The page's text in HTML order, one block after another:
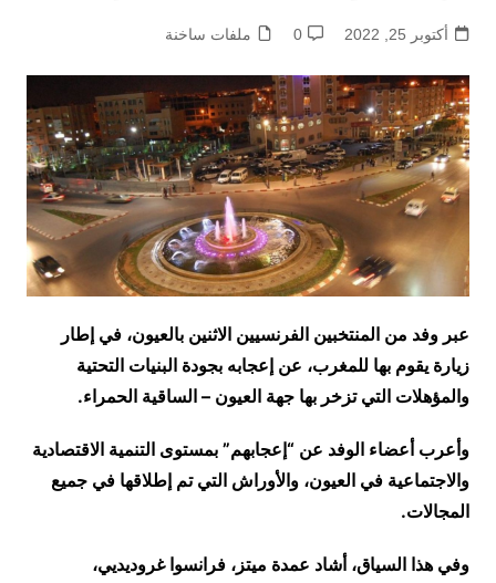
أكتوبر 25, 2022 0 ملفات ساخنة
عبر وفد من المنتخبين الفرنسيين الاثنين بالعيون، في إطار
زيارة يقوم بها للمغرب، عن إعجابه بجودة البنيات التحتية
والمؤهلات التي تزخر بها جهة العيون – الساقية الحمراء.
وأعرب أعضاء الوفد عن “إعجابهم” بمستوى التنمية الاقتصادية
والاجتماعية في العيون، والأوراش التي تم إطلاقها في جميع
المجالات.
وفي هذا السياق، أشاد عمدة ميتز، فرانسوا غروديديي،